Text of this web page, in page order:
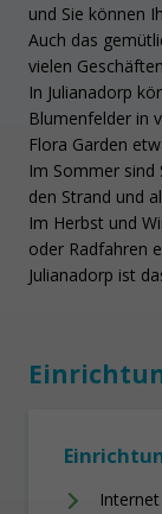
und Sie können
Auch das
vielen
In Julianadorp
Blumenfelder in
Flora Garden
Im Sommer sind
den Strand und
Im Herbst und
oder Radfahren
Julianadorp ist
Internet